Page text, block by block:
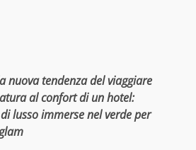
nuova tendenza del viaggiare
al confort di un hotel:
lusso immerse nel verde per